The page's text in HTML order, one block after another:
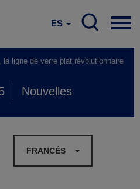
ES
la ligne de verre plat révolutionnaire
Nouvelles
FRANCÉS